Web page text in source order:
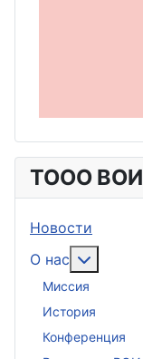
ТООО ВОИ
Новости
О нас
Миссия
История
Конференция